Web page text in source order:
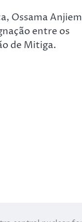
Ossama
entre os
de Mitiga.